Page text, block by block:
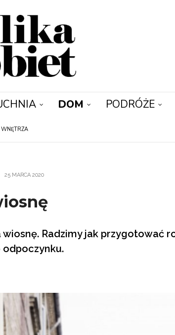
DOM PODRÓŻE
WNĘTRZA
25 MARCA 2020
Radzimy jak przygotować